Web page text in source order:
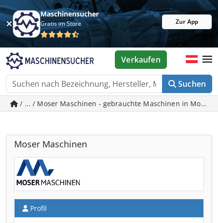
Maschinensucher
Gratis im Store Zur App
Suchen
Verkaufen
/ ... / Moser Maschinen - gebrauchte Maschinen in Moos
Moser Maschinen
Profil